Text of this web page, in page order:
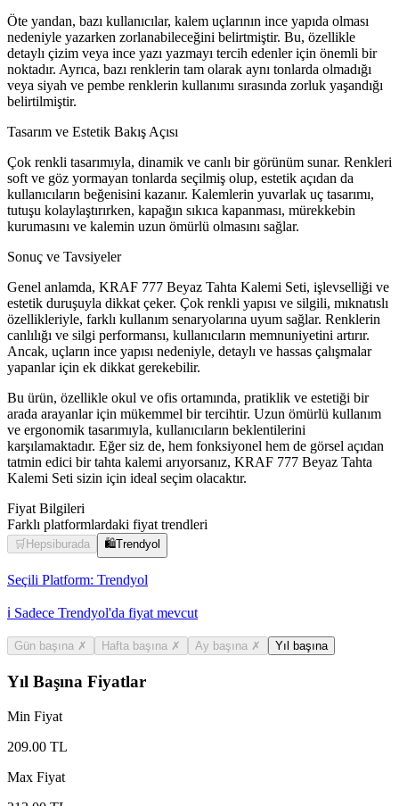
Öte yandan, bazı kullanıcılar, kalem uçlarının ince yapıda olması
nedeniyle yazarken zorlanabileceğini belirtmiştir. Bu, özellikle
detaylı çizim veya ince yazı yazmayı tercih edenler için önemli bir
noktadır. Ayrıca, bazı renklerin tam olarak aynı tonlarda olmadığı
veya siyah ve pembe renklerin kullanımı sırasında zorluk yaşandığı
belirtilmiştir.
Tasarım ve Estetik Bakış Açısı
Çok renkli tasarımıyla, dinamik ve canlı bir görünüm sunar. Renkleri
soft ve göz yormayan tonlarda seçilmiş olup, estetik açıdan da
kullanıcıların beğenisini kazanır. Kalemlerin yuvarlak uç tasarımı,
tutuşu kolaylaştırırken, kapağın sıkıca kapanması, mürekkebin
kurumasını ve kalemin uzun ömürlü olmasını sağlar.
Sonuç ve Tavsiyeler
Genel anlamda, KRAF 777 Beyaz Tahta Kalemi Seti, işlevselliği ve
estetik duruşuyla dikkat çeker. Çok renkli yapısı ve silgili, mıknatıslı
özellikleriyle, farklı kullanım senaryolarına uyum sağlar. Renklerin
canlılığı ve silgi performansı, kullanıcıların memnuniyetini artırır.
Ancak, uçların ince yapısı nedeniyle, detaylı ve hassas çalışmalar
yapanlar için ek dikkat gerekebilir.
Bu ürün, özellikle okul ve ofis ortamında, pratiklik ve estetiği bir
arada arayanlar için mükemmel bir tercihtir. Uzun ömürlü kullanım
ve ergonomik tasarımıyla, kullanıcıların beklentilerini
karşılamaktadır. Eğer siz de, hem fonksiyonel hem de görsel açıdan
tatmin edici bir tahta kalemi arıyorsanız, KRAF 777 Beyaz Tahta
Kalemi Seti sizin için ideal seçim olacaktır.
Fiyat Bilgileri
Farklı platformlardaki fiyat trendleri
🛒 Hepsiburada 🛍️Trendyol
Seçili Platform: Trendyol
ℹ️ Sadece Trendyol'da fiyat mevcut
Gün başına ✗ Hafta başına ✗ Ay başına ✗ Yıl başına
Yıl Başına Fiyatlar
Min Fiyat
209.00 TL
Max Fiyat